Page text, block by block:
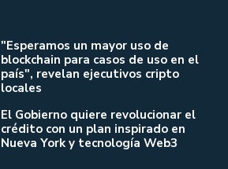
"Esperamos un mayor uso de
blockchain para casos de uso en el
país", revelan ejecutivos cripto
locales
El Gobierno quiere revolucionar el
crédito con un plan inspirado en
Nueva York y tecnología Web3